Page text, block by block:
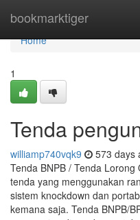
bookmarktiger
Home
Home
1
Tenda
williamp740vqk9 573 days
Tenda BNPB / Tenda Lorong
tenda yang menggunakan
sistem knockdown dan
kemana saja. Tenda BNPB/